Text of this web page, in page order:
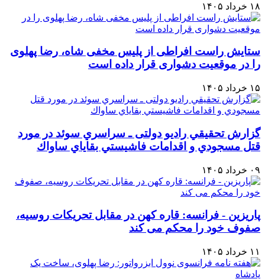
۱۸ خرداد ۱۴۰۵
ستایش راست افراطی از پلیس مخفی شاه، رضا پهلوی
را در موقعیت دشواری قرار داده است
۱۵ خرداد ۱۴۰۵
گزارش تحقيقي رادیو دولتی ـ سراسري سوئد در مورد
قتل مسجودي و اقدامات فاشيستي بقاياي ساواك
۰۹ خرداد ۱۴۰۵
پاریزین - فرانسه: قاره کهن در مقابل تحریکات روسیه،
صفوف خود را محکم می کند
۱۱ خرداد ۱۴۰۵